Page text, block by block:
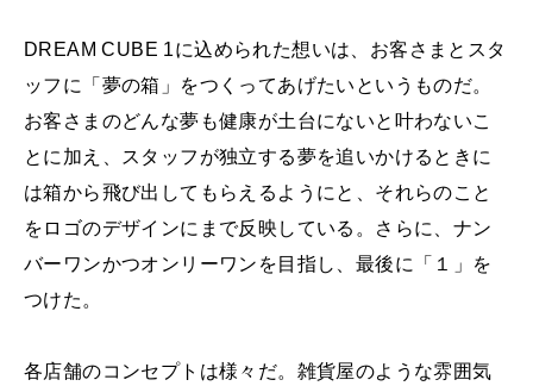
DREAM CUBE 1に込められた想いは、お客さまとスタ
ッフに「夢の箱」をつくってあげたいというものだ。
お客さまのどんな夢も健康が土台にないと叶わないこ
とに加え、スタッフが独立する夢を追いかけるときに
は箱から飛び出してもらえるようにと、それらのこと
をロゴのデザインにまで反映している。さらに、ナン
バーワンかつオンリーワンを目指し、最後に「１」を
つけた。
各店舗のコンセプトは様々だ。雑貨屋のような雰囲気